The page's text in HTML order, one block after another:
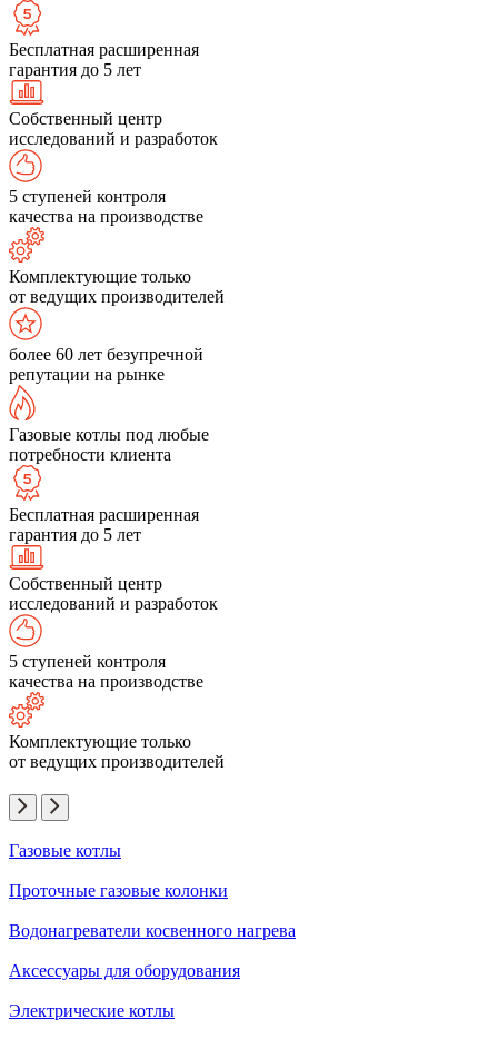
Бесплатная расширенная
гарантия до 5 лет
Собственный центр
исследований и разработок
5 ступеней контроля
качества на производстве
Комплектующие только
от ведущих производителей
более 60 лет безупречной
репутации на рынке
Газовые котлы под любые
потребности клиента
Бесплатная расширенная
гарантия до 5 лет
Собственный центр
исследований и разработок
5 ступеней контроля
качества на производстве
Комплектующие только
от ведущих производителей
Газовые котлы
Проточные газовые колонки
Водонагреватели косвенного нагрева
Аксессуары для оборудования
Электрические котлы